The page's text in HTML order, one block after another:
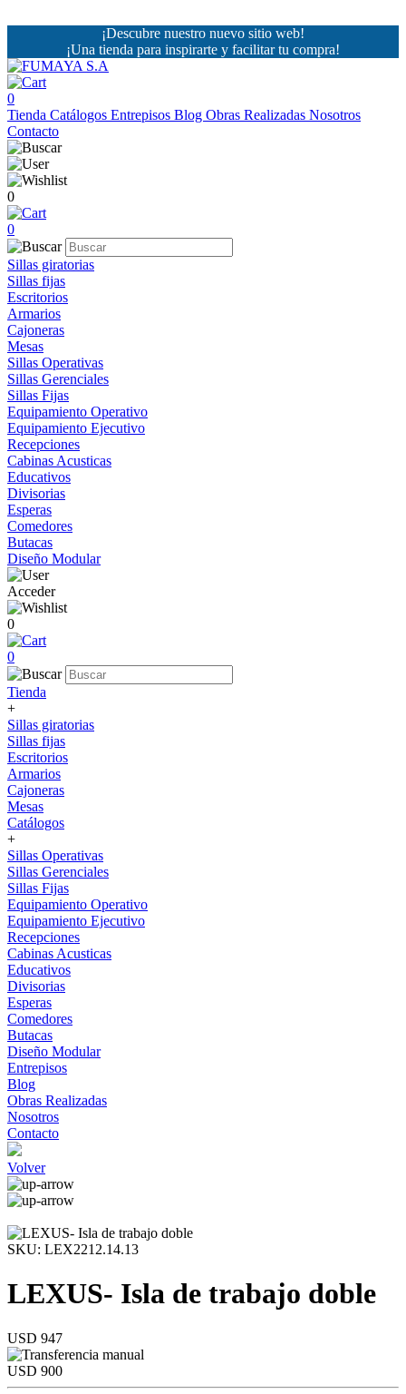
¡Descubre nuestro nuevo sitio web!
¡Una tienda para inspirarte y facilitar tu compra!
0
Tienda Catálogos Entrepisos Blog Obras Realizadas Nosotros
Contacto
0
0
Sillas giratorias
Sillas fijas
Escritorios
Armarios
Cajoneras
Mesas
Sillas Operativas
Sillas Gerenciales
Sillas Fijas
Equipamiento Operativo
Equipamiento Ejecutivo
Recepciones
Cabinas Acusticas
Educativos
Divisorias
Esperas
Comedores
Butacas
Diseño Modular
Acceder
0
0
Tienda
+
Sillas giratorias
Sillas fijas
Escritorios
Armarios
Cajoneras
Mesas
Catálogos
+
Sillas Operativas
Sillas Gerenciales
Sillas Fijas
Equipamiento Operativo
Equipamiento Ejecutivo
Recepciones
Cabinas Acusticas
Educativos
Divisorias
Esperas
Comedores
Butacas
Diseño Modular
Entrepisos
Blog
Obras Realizadas
Nosotros
Contacto
Volver
SKU: LEX2212.14.13
LEXUS- Isla de trabajo doble
USD 947
USD 900